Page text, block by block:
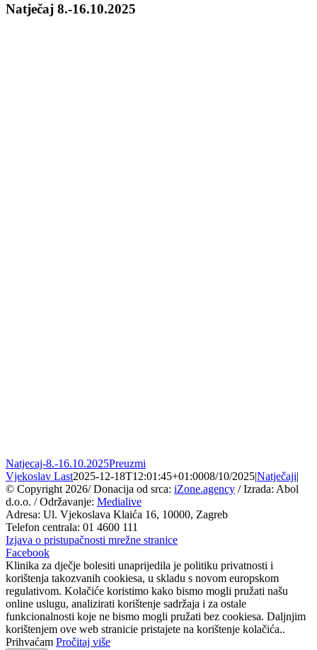
Natječaj 8.-16.10.2025
Natjecaj-8.-16.10.2025Preuzmi
Vjekoslav Last2025-12-18T12:01:45+01:0008/10/2025|Natječaji|
© Copyright2026/ Donacija od srca: iZone.agency / Izrada: Abol
d.o.o. / Održavanje: Medialive
Adresa: Ul. Vjekoslava Klaića 16, 10000, Zagreb
Telefon centrala: 01 4600 111
Izjava o pristupačnosti mrežne stranice
Facebook
Klinika za dječje bolesiti unaprijedila je politiku privatnosti i
korištenja takozvanih cookiesa, u skladu s novom europskom
regulativom. Kolačiće koristimo kako bismo mogli pružati našu
online uslugu, analizirati korištenje sadržaja i za ostale
funkcionalnosti koje ne bismo mogli pružati bez cookiesa. Daljnjim
korištenjem ove web stranicie pristajete na korištenje kolačića..
Prihvaćam Pročitaj više